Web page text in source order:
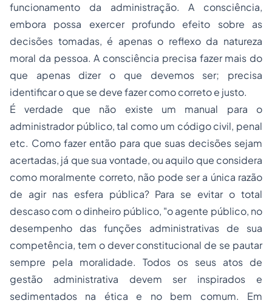
funcionamento da administração. A consciência,
embora possa exercer profundo efeito sobre as
decisões tomadas, é apenas o reflexo da natureza
moral da pessoa. A consciência precisa fazer mais do
que apenas dizer o que devemos ser; precisa
identificar o que se deve fazer como correto e justo.
É verdade que não existe um manual para o
administrador público, tal como um código civil, penal
etc. Como fazer então para que suas decisões sejam
acertadas, já que sua vontade, ou aquilo que considera
como moralmente correto, não pode ser a única razão
de agir nas esfera pública? Para se evitar o total
descaso com o dinheiro público, "o agente público, no
desempenho das funções administrativas de sua
competência, tem o dever constitucional de se pautar
sempre pela moralidade. Todos os seus atos de
gestão administrativa devem ser inspirados e
sedimentados na ética e no bem comum. Em